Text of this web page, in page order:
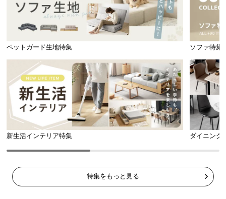
ペットガード生地特集 ソファ特集
新生活インテリア特集 ダイニング
特集をもっと見る